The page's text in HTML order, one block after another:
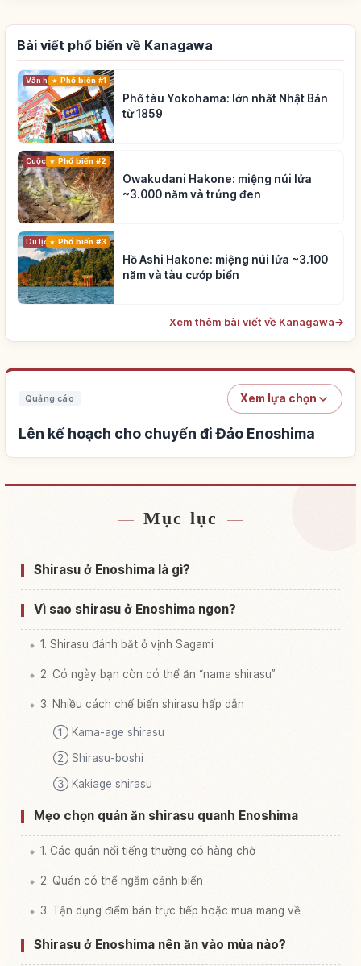
Bài viết phổ biến về Kanagawa
Văn hóa truyền thống
Phổ biến #1
Phố tàu Yokohama: lớn nhất Nhật Bản
từ 1859
Cuộc sốngPhổ biến #2
Owakudani Hakone: miệng núi lửa
~3.000 năm và trứng đen
Du lịch Phổ biến #3
Hồ Ashi Hakone: miệng núi lửa ~3.100
năm và tàu cướp biển
Xem thêm bài viết về Kanagawa→
Quảng cáo Xem lựa chọn
Lên kế hoạch cho chuyến đi Đảo Enoshima
Tìm chỗ ở gần Đảo Enoshima
Tìm trải nghiệm tại Đảo Enoshima
Mục lục
Shirasu ở Enoshima là gì?
Vì sao shirasu ở Enoshima ngon?
1. Shirasu đánh bắt ở vịnh Sagami
2. Có ngày bạn còn có thể ăn “nama shirasu”
3. Nhiều cách chế biến shirasu hấp dẫn
① Kama-age shirasu
② Shirasu-boshi
③ Kakiage shirasu
Mẹo chọn quán ăn shirasu quanh Enoshima
1. Các quán nổi tiếng thường có hàng chờ
2. Quán có thể ngắm cảnh biển
3. Tận dụng điểm bán trực tiếp hoặc mua mang về
Shirasu ở Enoshima nên ăn vào mùa nào?